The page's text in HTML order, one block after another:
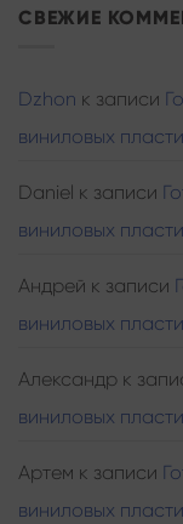
СВЕЖИЕ
Dzhon к записи
виниловых
Daniel к записи
виниловых
Андрей к записи
виниловых
Александр к
виниловых
Артем к записи
виниловых